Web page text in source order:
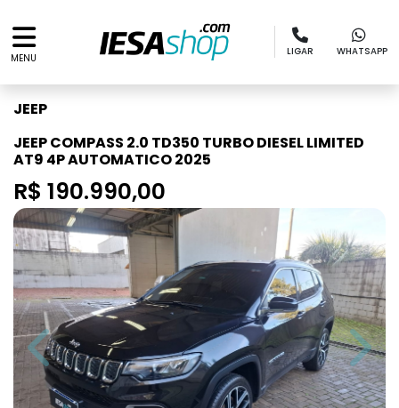
MENU
LIGAR WHATSAPP
JEEP
JEEP COMPASS 2.0 TD350 TURBO DIESEL LIMITED
AT9 4P AUTOMATICO 2025
R$ 190.990,00
Previous Next